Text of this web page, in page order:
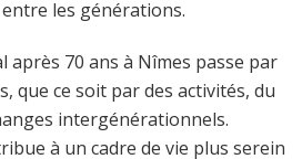
les générations.
après 70 ans à Nîmes passe par
que ce soit par des activités, du
intergénérationnels.
à un cadre de vie plus serein